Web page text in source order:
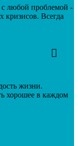
любой проблемой -
кризисов. Всегда
жизни.
хорошее в каждом